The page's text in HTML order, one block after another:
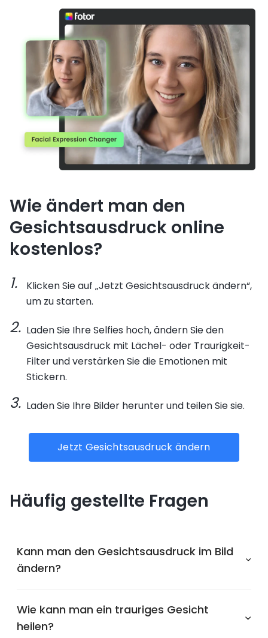
Wie ändert man den
Gesichtsausdruck online
kostenlos?
Klicken Sie auf „Jetzt Gesichtsausdruck ändern“,
um zu starten.
Laden Sie Ihre Selfies hoch, ändern Sie den
Gesichtsausdruck mit Lächel- oder Traurigkeit-
Filter und verstärken Sie die Emotionen mit
Stickern.
Laden Sie Ihre Bilder herunter und teilen Sie sie.
Jetzt Gesichtsausdruck ändern
Häufig gestellte Fragen
Kann man den Gesichtsausdruck im Bild
ändern?
Wie kann man ein trauriges Gesicht
heilen?